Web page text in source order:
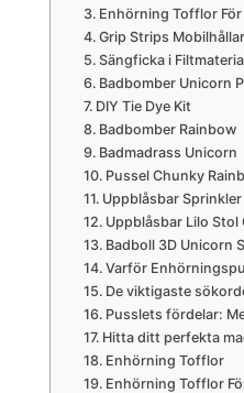
Enhörning Tofflor För
Grip Strips
Sängficka i
Badbomber Unicorn
DIY Tie Dye Kit
Badbomber Rainbow
Badmadrass Unicorn
Pussel Chunky
Uppblåsbar
Uppblåsbar Lilo Stol
Badboll 3D Unicorn
Varför
De viktigaste
Pusslets fördelar:
Hitta ditt perfekta
Enhörning Tofflor
Enhörning Tofflor